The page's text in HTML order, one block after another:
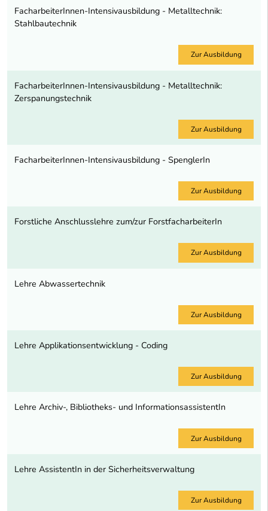
FacharbeiterInnen-Intensivausbildung - Metalltechnik:
Stahlbautechnik
Zur Ausbildung
FacharbeiterInnen-Intensivausbildung - Metalltechnik:
Zerspanungstechnik
Zur Ausbildung
FacharbeiterInnen-Intensivausbildung - SpenglerIn
Zur Ausbildung
Forstliche Anschlusslehre zum/zur ForstfacharbeiterIn
Zur Ausbildung
Lehre Abwassertechnik
Zur Ausbildung
Lehre Applikationsentwicklung - Coding
Zur Ausbildung
Lehre Archiv-, Bibliotheks- und InformationsassistentIn
Zur Ausbildung
Lehre AssistentIn in der Sicherheitsverwaltung
Zur Ausbildung